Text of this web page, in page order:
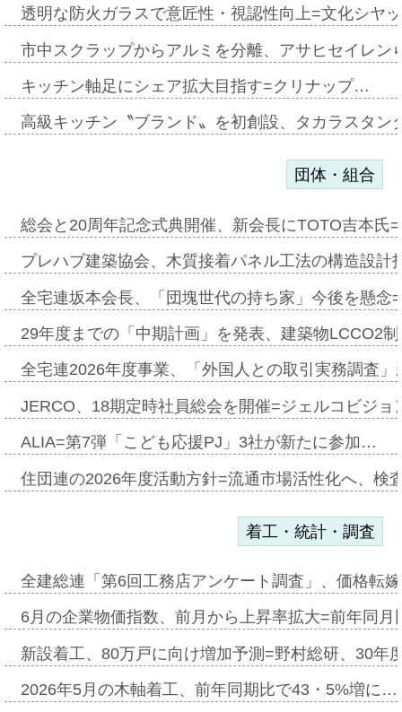
透明な防火ガラスで意匠性・視認性向上=文化シヤ
市中スクラップからアルミを分離、アサヒセイレ
キッチン軸足にシェア拡大目指す=クリナップ…
高級キッチン〝ブランド〟を初創設、タカラスタ
団体・組合
総会と20周年記念式典開催、新会長にTOTO吉本氏
プレハブ建築協会、木質接着パネル工法の構造設
全宅連坂本会長、「団塊世代の持ち家」今後を懸
29年度までの「中期計画」を発表、建築物LCCO2
全宅連2026年度事業、「外国人との取引実務調査
JERCO、18期定時社員総会を開催=ジェルコビジ
ALIA=第7弾「こども応援PJ」3社が新たに参加…
住団連の2026年度活動方針=流通市場活性化へ、検
着工・統計・調査
全建総連「第6回工務店アンケート調査」、価格転
6月の企業物価指数、前月から上昇率拡大=前年同
新設着工、80万戸に向け増加予測=野村総研、30年
2026年5月の木軸着工、前年同期比で43・5%増に…